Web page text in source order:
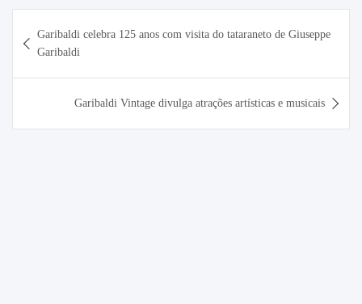
de
Post
Garibaldi celebra 125 anos com visita do tataraneto de Giuseppe
Garibaldi
Garibaldi Vintage divulga atrações artísticas e musicais